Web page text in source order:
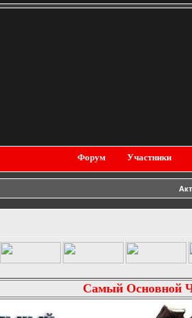
Форум Участники
Самый Основной